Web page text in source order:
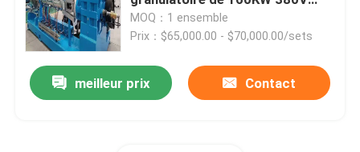
Machine en caoutchouc de moulin de mélange
Chaîne de production en caoutchouc de poudre
60HZ double
MOQ：1 ensemble
Prix：$65,000.00 - $70,000.00/sets
meilleur prix Contact